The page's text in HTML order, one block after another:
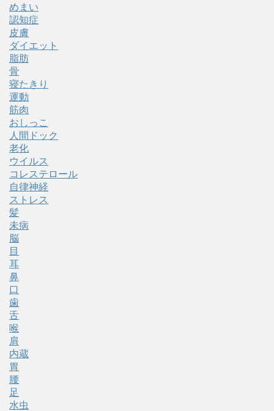
めまい
認知症
皮膚
ダイエット
脂肪
骨
寝たきり
運動
筋肉
おしっこ
人間ドック
老化
ウイルス
コレステロール
自律神経
ストレス
髪
未病
脳
目
耳
鼻
口
歯
舌
喉
肩
内蔵
胃
腰
足
水虫